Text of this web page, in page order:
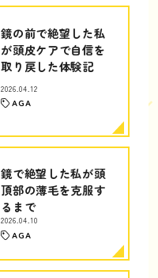
鏡の前で絶望した私
が頭皮ケアで自信を
取り戻した体験記
2026.04.12
AGA
鏡で絶望した私が頭
頂部の薄毛を克服す
るまで
2026.04.10
AGA